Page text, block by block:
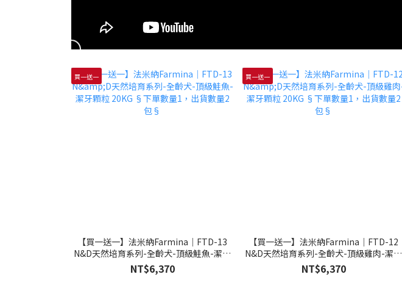
買一送一
【買一送一】法米納Farmina｜FTD-13
N&D天然培育系列-全齡犬-頂級鮭魚-潔牙
顆粒 20KG §下單數量1，出貨數量2包§
NT$6,370
買一送一
【買一送一】法米納Farmina｜FTD-12
N&D天然培育系列-全齡犬-頂級雞肉-潔牙
顆粒 20KG §下單數量1，出貨數量2包§
NT$6,370